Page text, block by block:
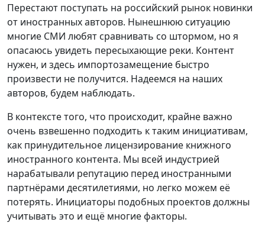
Перестают поступать на российский рынок новинки
от иностранных авторов. Нынешнюю ситуацию
многие СМИ любят сравнивать со штормом, но я
опасаюсь увидеть пересыхающие реки. Контент
нужен, и здесь импортозамещение быстро
произвести не получится. Надеемся на наших
авторов, будем наблюдать.
В контексте того, что происходит, крайне важно
очень взвешенно подходить к таким инициативам,
как принудительное лицензирование книжного
иностранного контента. Мы всей индустрией
нарабатывали репутацию перед иностранными
партнёрами десятилетиями, но легко можем её
потерять. Инициаторы подобных проектов должны
учитывать это и ещё многие факторы.